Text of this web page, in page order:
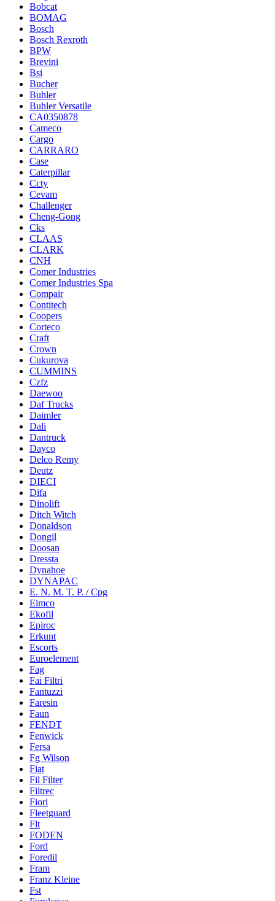
Bobcat
BOMAG
Bosch
Bosch Rexroth
BPW
Brevini
Bsi
Bucher
Buhler
Buhler Versatile
CA0350878
Cameco
Cargo
CARRARO
Case
Caterpillar
Ccty
Cevam
Challenger
Cheng-Gong
Cks
CLAAS
CLARK
CNH
Comer Industries
Comer Industries Spa
Compair
Contitech
Coopers
Corteco
Craft
Crown
Cukurova
CUMMINS
Czfz
Daewoo
Daf Trucks
Daimler
Dali
Dantruck
Dayco
Delco Remy
Deutz
DIECI
Difa
Dinolift
Ditch Witch
Donaldson
Dongil
Doosan
Dressta
Dynahoe
DYNAPAC
E. N. M. T. P. / Cpg
Eimco
Ekofil
Epiroc
Erkunt
Escorts
Euroelement
Fag
Fai Filtri
Fantuzzi
Faresin
Faun
FENDT
Fenwick
Fersa
Fg Wilson
Fiat
Fil Filter
Filtrec
Fiori
Fleetguard
Flt
FODEN
Ford
Foredil
Fram
Franz Kleine
Fst